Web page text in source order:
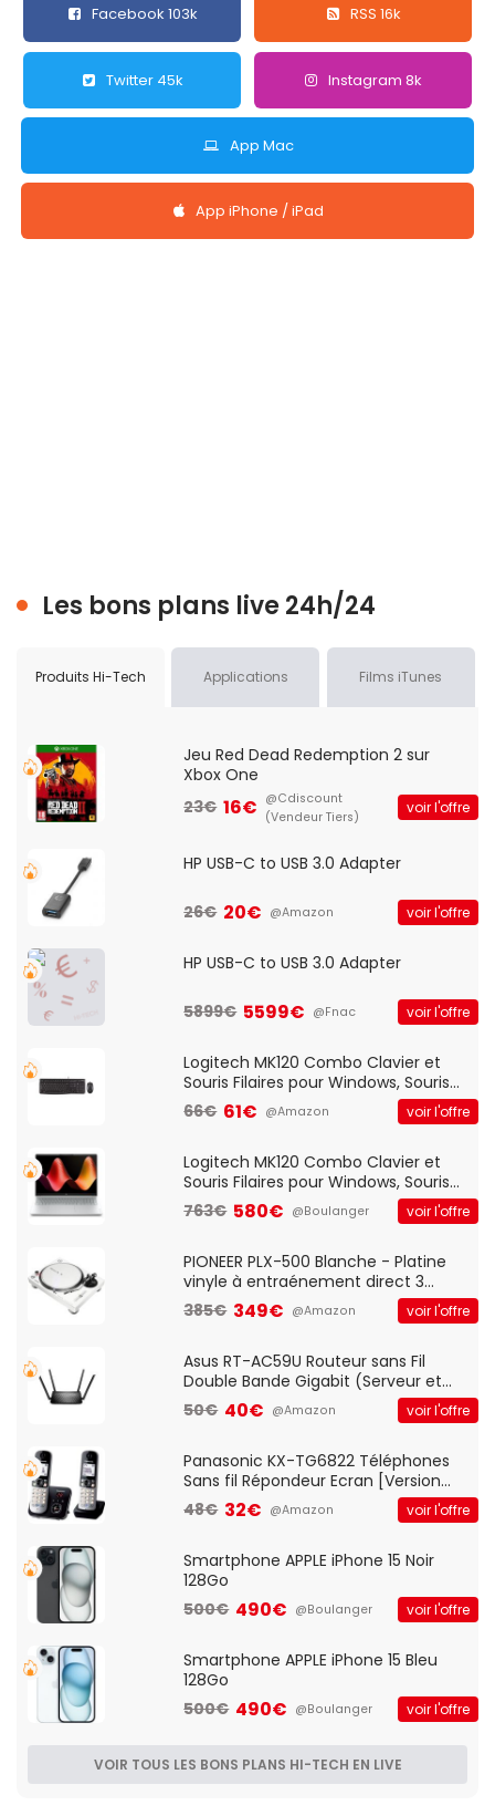
Facebook 103k RSS 16k
Twitter 45k Instagram 8k
App Mac
App iPhone / iPad
Les bons plans live 24h/24
Produits Hi-Tech Applications Films iTunes
Jeu Red Dead Redemption 2 sur
Xbox One
23€ 16€ @Cdiscount
(Vendeur Tiers)
voir l'offre
HP USB-C to USB 3.0 Adapter
26€ 20€ @Amazon voir l'offre
HP USB-C to USB 3.0 Adapter
5899€ 5599€ @Fnac voir l'offre
Logitech MK120 Combo Clavier et
Souris Filaires pour Windows, Souris
Optique Filaire, Connexion USB Plug
And Play, Confortable, Taille
QWERTY UK - Noir
66€ 61€ @Amazon voir l'offre
Logitech MK120 Combo Clavier et
Souris Filaires pour Windows, Souris
Optique Filaire, Connexion USB Plug
And Play, Confortable, Taille
QWERTY UK - Noir
763€ 580€ @Boulanger voir l'offre
PIONEER PLX-500 Blanche - Platine
vinyle à entraénement direct 3
vitesses (33-45-78 trs/min) avec
pre-ampli intégré et port USB
385€ 349€ @Amazon voir l'offre
Asus RT-AC59U Routeur sans Fil
Double Bande Gigabit (Serveur et
Client VPN, Triple Vlan, Mode Point
d'accès et Bridge, contrôle Parental,
50€ 40€ @Amazon voir l'offre
Panasonic KX-TG6822 Téléphones
Sans fil Répondeur Ecran [Version
Française]
48€ 32€ @Amazon voir l'offre
Smartphone APPLE iPhone 15 Noir
128Go
500€ 490€ @Boulanger voir l'offre
Smartphone APPLE iPhone 15 Bleu
128Go
500€ 490€ @Boulanger voir l'offre
VOIR TOUS LES BONS PLANS HI-TECH EN LIVE